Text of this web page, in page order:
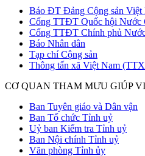
Báo ĐT Đảng Cộng sản Việt
Cổng TTĐT Quốc hội
Cổng TTĐT Chính phủ
Báo Nhân dân
Tạp chí Cộng sản
Thông tấn xã Việt Nam
CƠ QUAN THAM MƯU GIÚP
Ban Tuyên giáo và Dân vận
Ban Tổ chức Tỉnh uỷ
Uỷ ban Kiểm tra Tỉnh uỷ
Ban Nội chính Tỉnh uỷ
Văn phòng Tỉnh ủy